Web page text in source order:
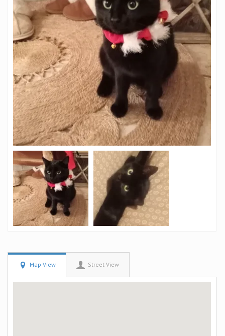
Map View Street View